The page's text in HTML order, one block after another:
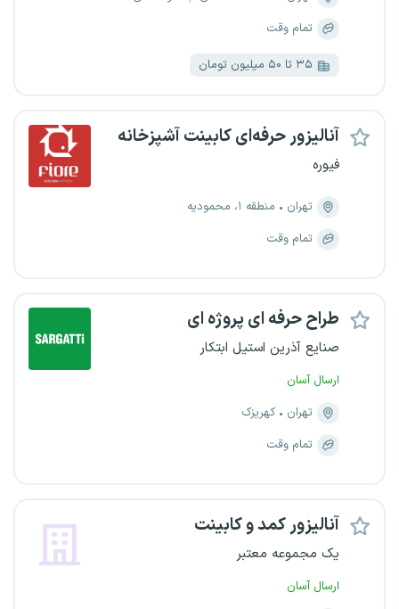
تمام وقت
۳۵ تا ۵۰ میلیون تومان
آنالیزور حرفه‌ای کابینت آشپزخانه
فیوره
تهران
منطقه ۱، محمودیه
تمام وقت
طراح حرفه ای پروژه ای
صنایع آذرین استیل ابتکار
ارسال آسان
تهران
کهریزک
تمام وقت
آنالیزور کمد و کابینت
یک مجموعه معتبر
ارسال آسان